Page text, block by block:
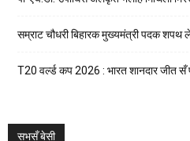
सम्राट चौधरी बिहारक मुख्यमंत्री पदक शपथ
T20 वर्ल्ड कप 2026 : भारत शानदार जीत
सभसँ बेसी